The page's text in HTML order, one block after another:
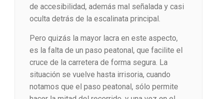
de accesibilidad, además mal señalada y casi
oculta detrás de la escalinata principal.
Pero quizás la mayor lacra en este aspecto,
es la falta de un paso peatonal, que facilite el
cruce de la carretera de forma segura. La
situación se vuelve hasta irrisoria, cuando
notamos que el paso peatonal, sólo permite